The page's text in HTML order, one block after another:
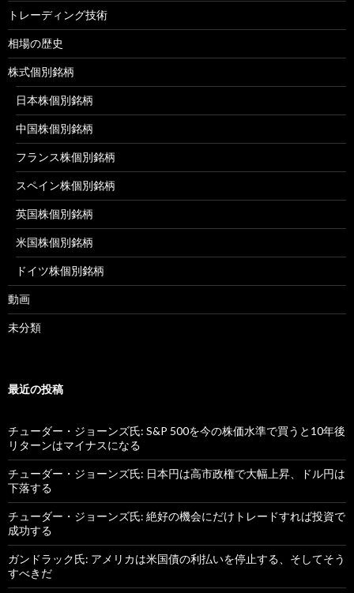
トレーディング技術
相場の歴史
株式個別銘柄
日本株個別銘柄
中国株個別銘柄
フランス株個別銘柄
スペイン株個別銘柄
英国株個別銘柄
米国株個別銘柄
ドイツ株個別銘柄
動画
未分類
最近の投稿
チューダー・ジョーンズ氏: S&P 500を今の株価水準で買うと10年後
リターンはマイナスになる
チューダー・ジョーンズ氏: 日本円は高市政権で大幅上昇、ドル円は
下落する
チューダー・ジョーンズ氏: 絶好の機会にだけトレードすれば投資で
成功する
ガンドラック氏: アメリカは米国債の利払いを停止する、そしてそう
すべきだ